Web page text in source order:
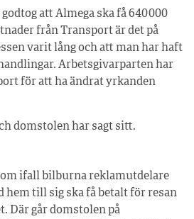
att Almega ska få 640 000
från Transport är det på
varit lång och att man har haft
Arbetsgivarparten har
för att ha ändrat yrkanden
domstolen har sagt sitt.
om ifall bilburna reklamutdelare
hem till sig ska få betalt för resan
går domstolen på